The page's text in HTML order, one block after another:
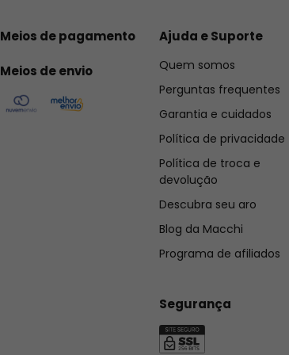
Termo de
Meios de pagamento
Meios de envio
Ajuda e Suporte
Quem somos
Perguntas frequentes
Garantia e cuidados
Política de privacidade
Política de troca e
devolução
Descubra seu aro
Blog da Macchi
Programa de afiliados
Segurança